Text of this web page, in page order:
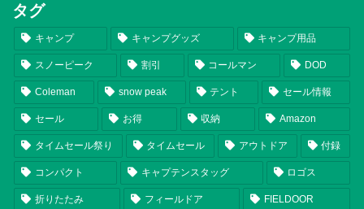
タグ
キャンプ キャンプグッズ キャンプ用品
スノーピーク 割引 コールマン DOD
Coleman snow peak テント セール情報
セール お得 収納 Amazon
タイムセール祭り タイムセール アウトドア 付録
コンパクト キャプテンスタッグ ロゴス
折りたたみ フィールドア FIELDOOR